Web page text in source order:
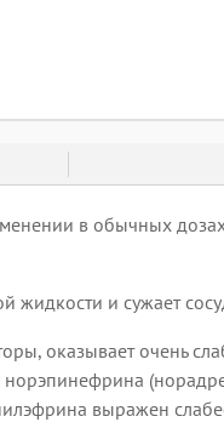
в обычных дозах
жидкости и сужает
оказывает очень
выражен